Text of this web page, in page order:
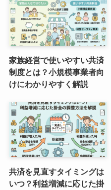
家族経営で使いやすい共済
制度とは？小規模事業者向
けにわかりやすく解説
共済を見直すタイミングは
いつ？利益増減に応じた掛